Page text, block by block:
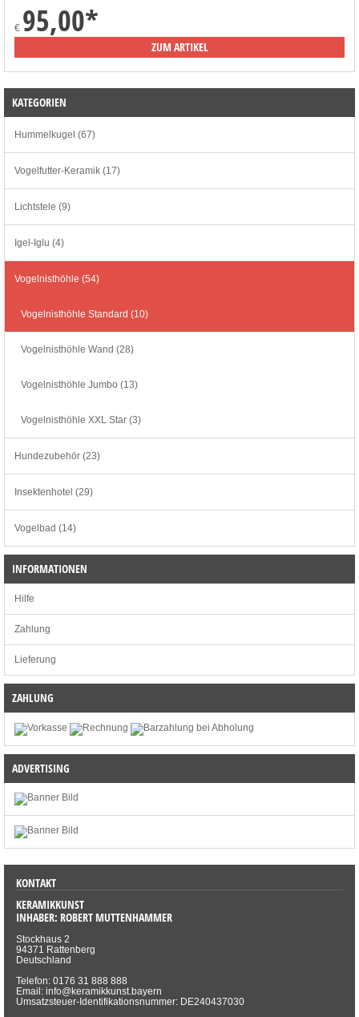
€ 95,00*
ZUM ARTIKEL
KATEGORIEN
Hummelkugel (67)
Vogelfutter-Keramik (17)
Lichtstele (9)
Igel-Iglu (4)
Vogelnisthöhle (54)
Vogelnisthöhle Standard (10)
Vogelnisthöhle Wand (28)
Vogelnisthöhle Jumbo (13)
Vogelnisthöhle XXL Star (3)
Hundezubehör (23)
Insektenhotel (29)
Vogelbad (14)
INFORMATIONEN
Hilfe
Zahlung
Lieferung
ZAHLUNG
ADVERTISING
KONTAKT
KERAMIKKUNST
INHABER: ROBERT MUTTENHAMMER
Stockhaus 2
94371 Rattenberg
Deutschland
Telefon: 0176 31 888 888
Email: info@keramikkunst.bayern
Umsatzsteuer-Identifikationsnummer: DE240437030